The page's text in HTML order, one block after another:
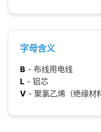
字母含义
B - 布线用电线
L - 铝芯
V - 聚氯乙烯（绝缘材